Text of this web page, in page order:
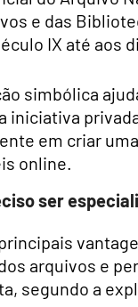
e das
IX até aos
simbólica
iniciativa
em criar
online.
ser
arquivos e
segundo a